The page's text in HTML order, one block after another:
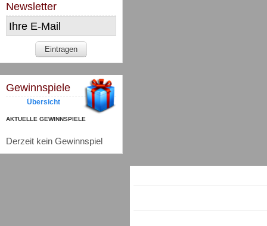
Newsletter
Gewinnspiele
Übersicht
AKTUELLE GEWINNSPIELE
Derzeit kein Gewinnspiel